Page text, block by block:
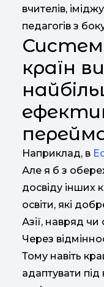
вчителів,
педагогів з
країн
Наприклад, в
Але я б з
досвіду інших
освіти, які
Азії, навряд
Через
Тому навіть
адаптувати